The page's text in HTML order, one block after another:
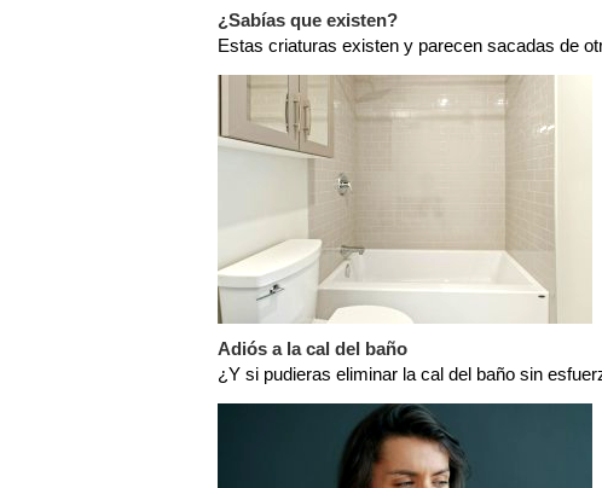
¿Sabías que existen?
Estas criaturas existen y parecen sacadas de
Adiós a la cal del baño
¿Y si pudieras eliminar la cal del baño sin